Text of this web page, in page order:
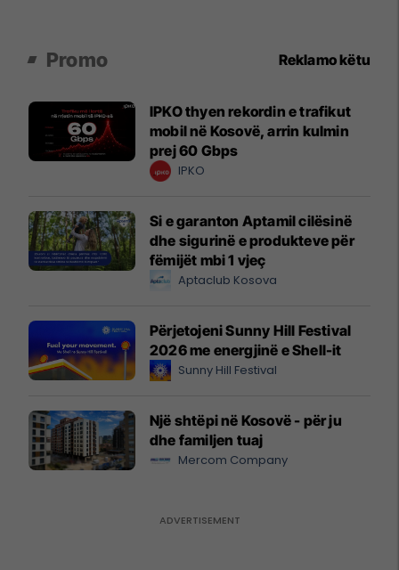
Promo Reklamo këtu
IPKO thyen rekordin e trafikut
mobil në Kosovë, arrin kulmin
prej 60 Gbps
IPKO
Si e garanton Aptamil cilësinë
dhe sigurinë e produkteve për
fëmijët mbi 1 vjeç
Aptaclub Kosova
Përjetojeni Sunny Hill Festival
2026 me energjinë e Shell-it
Sunny Hill Festival
Një shtëpi në Kosovë - për ju
dhe familjen tuaj
Mercom Company